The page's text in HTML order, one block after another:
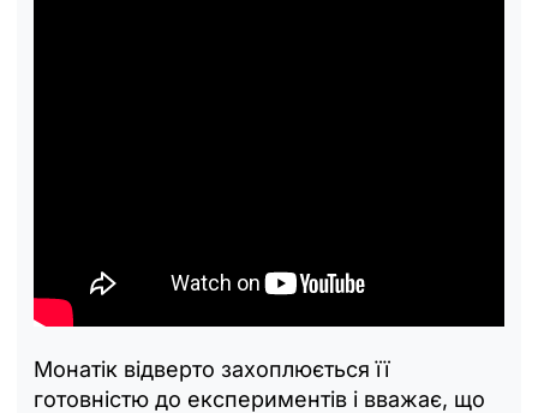
Монатік відверто захоплюється її
готовністю до експериментів і вважає, що